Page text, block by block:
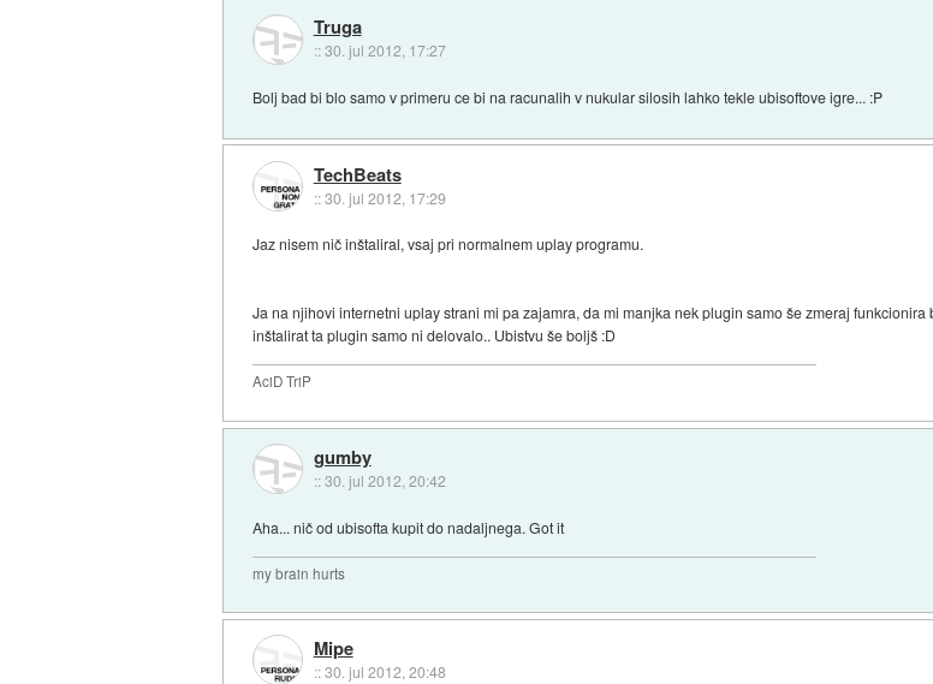
Truga
::30. jul 2012, 17:27
Bolj bad bi blo samo v primeru ce bi na racunalih v nukular silosih lahko tekle ubisoftove igre... :P
TechBeats
::30. jul 2012, 17:29
Jaz nisem nič inštaliral, vsaj pri normalnem uplay programu.
Ja na njihovi internetni uplay strani mi pa zajamra, da mi manjka nek plugin samo še zmeraj
inštalirat ta plugin samo ni delovalo.. Ubistvu še boljš :D
AciD TriP
gumby
::30. jul 2012, 20:42
Aha... nič od ubisofta kupit do nadaljnega. Got it
my brain hurts
Mipe
::30. jul 2012, 20:48